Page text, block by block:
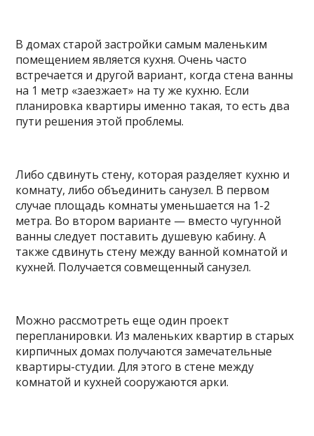
В домах старой застройки самым маленьким
помещением является кухня. Очень часто
встречается и другой вариант, когда стена ванны
на 1 метр «заезжает» на ту же кухню. Если
планировка квартиры именно такая, то есть два
пути решения этой проблемы.
Либо сдвинуть стену, которая разделяет кухню и
комнату, либо объединить санузел. В первом
случае площадь комнаты уменьшается на 1-2
метра. Во втором варианте — вместо чугунной
ванны следует поставить душевую кабину. А
также сдвинуть стену между ванной комнатой и
кухней. Получается совмещенный санузел.
Можно рассмотреть еще один проект
перепланировки. Из маленьких квартир в старых
кирпичных домах получаются замечательные
квартиры-студии. Для этого в стене между
комнатой и кухней сооружаются арки.